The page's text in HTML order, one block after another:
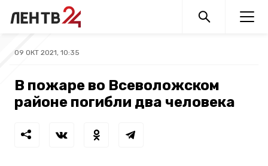
09 ОКТ 2021, 10:35
В пожаре во Всеволожском
районе погибли два человека